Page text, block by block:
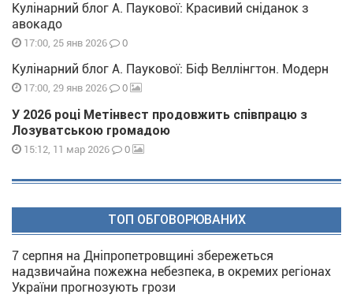
Кулінарний блог А. Паукової: Красивий сніданок з
авокадо
17:00, 25 янв 2026 0
Кулінарний блог А. Паукової: Біф Веллінгтон. Модерн
17:00, 29 янв 2026 0
У 2026 році Метінвест продовжить співпрацю з
Лозуватською громадою
15:12, 11 мар 2026 0
ТОП ОБГОВОРЮВАНИХ
7 серпня на Дніпропетровщині збережеться
надзвичайна пожежна небезпека, в окремих регіонах
України прогнозують грози